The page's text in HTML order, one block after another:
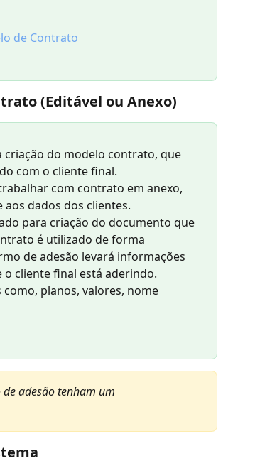
(Editável ou Anexo)
criação do modelo contrato, que
com o cliente final.
com contrato em anexo,
dados dos clientes.
para criação do documento que
é utilizado de forma
de adesão levará informações
cliente final está aderindo.
planos, valores, nome
adesão tenham um